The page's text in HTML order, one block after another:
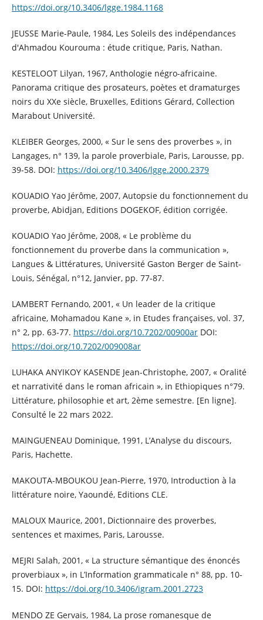
https://doi.org/10.3406/lgge.1984.1168
JEUSSE Marie-Paule, 1984, Les Soleils des indépendances
d'Ahmadou Kourouma : étude critique, Paris, Nathan.
KESTELOOT Lilyan, 1967, Anthologie négro-africaine.
Panorama critique des prosateurs, poètes et dramaturges
noirs du XXe siècle, Bruxelles, Editions Gérard, Collection
Marabout Université.
KLEIBER Georges, 2000, « Sur le sens des proverbes », in
Langages, n° 139, la parole proverbiale, Paris, Larousse, pp.
39-58. DOI: https://doi.org/10.3406/lgge.2000.2379
KOUADIO Yao Jérôme, 2007, Autopsie du fonctionnement du
proverbe, Abidjan, Editions DOGEKOF, édition corrigée.
KOUADIO Yao Jérôme, 2008, « Le problème du
fonctionnement du proverbe dans la communication »,
Langues & Littératures, Université Gaston Berger de Saint-
Louis, Sénégal, n°12, Janvier, pp. 77-87.
LAMBERT Fernando, 2001, « Un leader de la critique
africaine, Mohamadou Kane », in Etudes françaises, vol. 37,
n° 2, pp. 63-77. https://doi.org/10.7202/00900arDOI:
https://doi.org/10.7202/009008ar
LUHAKA ANYIKOY KASENDE Jean-Christophe, 2007, « Oralité
et narrativité dans le roman africain », in Ethiopiques n°79.
Littérature, philosophie et art, 2ème semestre. [En ligne].
Consulté le 22 mars 2022.
MAINGUENEAU Dominique, 1991, L’Analyse du discours,
Paris, Hachette.
MAKOUTA-MBOUKOU Jean-Pierre, 1970, Introduction à la
littérature noire, Yaoundé, Editions CLE.
MALOUX Maurice, 2001, Dictionnaire des proverbes,
sentences et maximes, Paris, Larousse.
MEJRI Salah, 2001, « La structure sémantique des énoncés
proverbiaux », in L’Information grammaticale n° 88, pp. 10-
15. DOI: https://doi.org/10.3406/igram.2001.2723
MENDO ZE Gervais, 1984, La prose romanesque de